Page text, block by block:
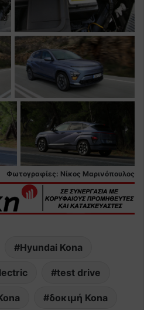
Φωτογραφίες: Νίκος Μαρινόπουλος
Hyundai Kona
test drive
δοκιμή Kona